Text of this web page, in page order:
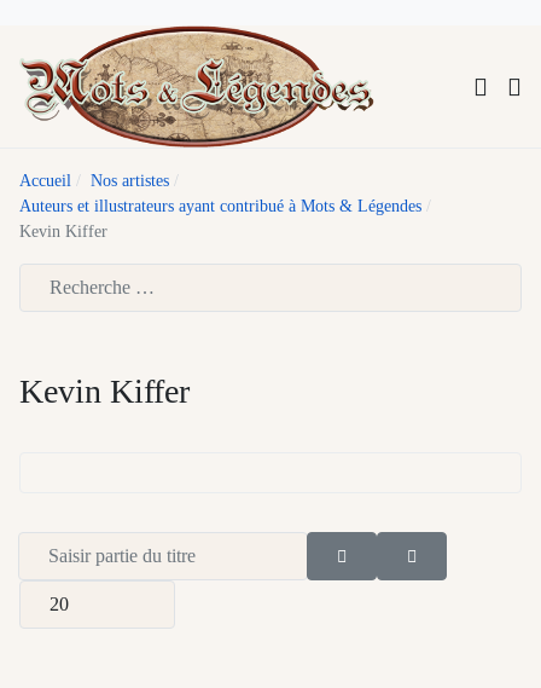
Accueil
Nos artistes
Auteurs et illustrateurs ayant contribué à Mots & Légendes
Kevin Kiffer
Kevin Kiffer
Saisir partie du titre
Afficher #